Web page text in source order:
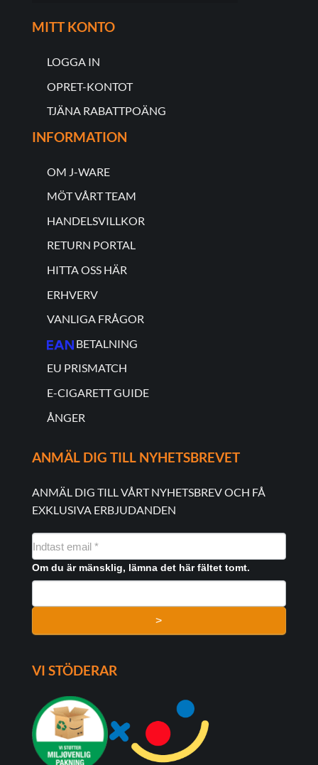
MITT KONTO
LOGGA IN
OPRET-KONTOT
TJÄNA RABATTPOÄNG
INFORMATION
OM J-WARE
MÖT VÅRT TEAM
HANDELSVILLKOR
RETURN PORTAL
HITTA OSS HÄR
ERHVERV
VANLIGA FRÅGOR
BETALNING
EU PRISMATCH
E-CIGARETT GUIDE
ÅNGER
ANMÄL DIG TILL NYHETSBREVET
ANMÄL DIG TILL VÅRT NYHETSBREV OCH FÅ
EXKLUSIVA ERBJUDANDEN
NYHEDSMAIL
FORMULAR
Om du är mänsklig, lämna det här fältet tomt.
>
VI STÖDERAR